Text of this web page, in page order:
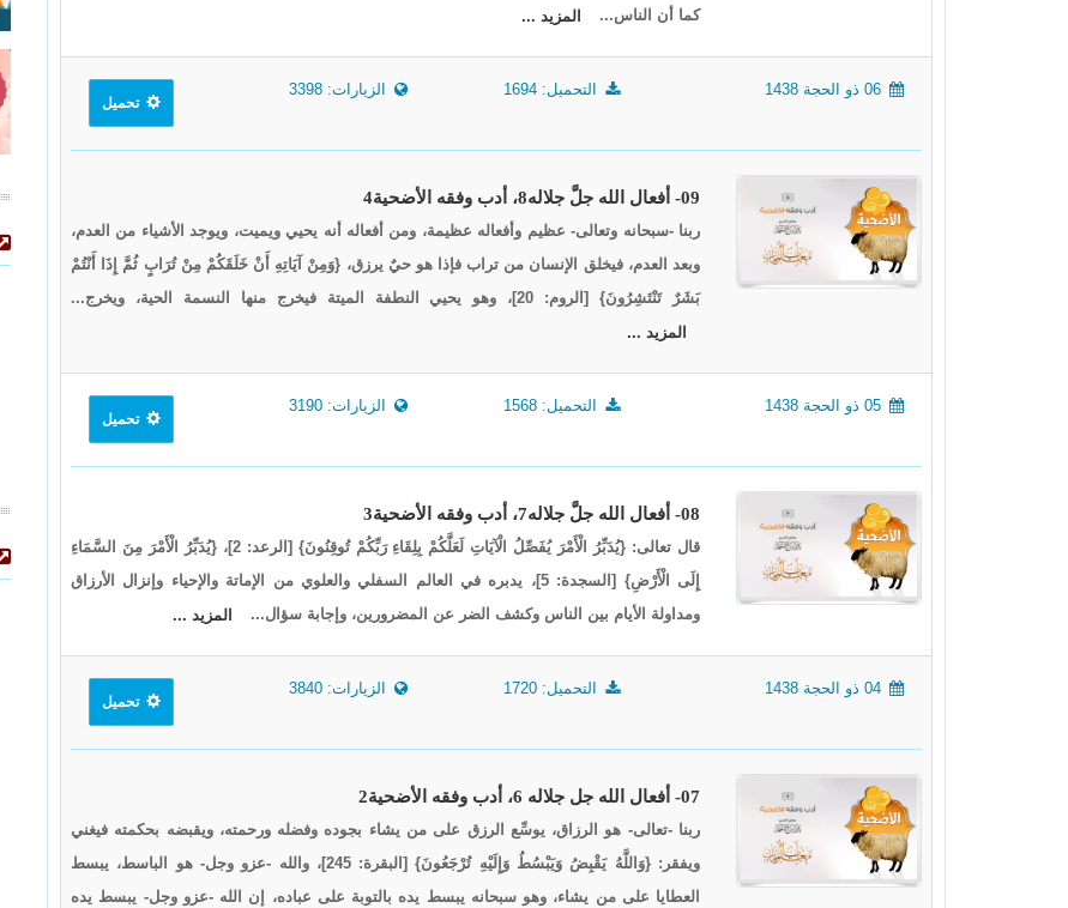
كما أن الناس...
المزيد ...
التحميل: 1694 الزيارات: 3398
تحميل
09- أفعال الله جلَّ جلاله8، أدب وفقه الأضحية4
ربنا -سبحانه وتعالى- عظيم وأفعاله عظيمة، ومن أفعاله أنه يحيي ويميت، ويوجد الأشياء من العدم،
وبعد العدم، فيخلق الإنسان من تراب فإذا هو حيٌ يرزق، {وَمِنْ آيَاتِهِ أَنْ خَلَقَكُمْ مِنْ تُرَابٍ ثُمَّ إِذَا أَنْتُمْ
بَشَرٌ تَنْتَشِرُونَ} [الروم: 20]، وهو يحيي النطفة الميتة فيخرج منها النسمة الحية، ويخرج...
المزيد ...
التحميل: 1568 الزيارات: 3190
تحميل
08- أفعال الله جلَّ جلاله7، أدب وفقه الأضحية3
قال تعالى: {يُدَبِّرُ الْأَمْرَ يُفَصِّلُ الْآيَاتِ لَعَلَّكُمْ بِلِقَاءِ رَبِّكُمْ تُوقِنُونَ} [الرعد: 2]، {يُدَبِّرُ الْأَمْرَ مِنَ السَّمَاءِ
إِلَى الْأَرْضِ} [السجدة: 5]، يدبره في العالم السفلي والعلوي من الإماتة والإحياء وإنزال الأرزاق
ومداولة الأيام بين الناس وكشف الضر عن المضرورين، وإجابة سؤال...
المزيد ...
التحميل: 1720 الزيارات: 3840
تحميل
07- أفعال الله جل جلاله 6، أدب وفقه الأضحية2
ربنا -تعالى- هو الرزاق، يوسِّع الرزق على من يشاء بجوده وفضله ورحمته، ويقبضه بحكمته فيغني
ويفقر: {وَاللَّهُ يَقْبِضُ وَيَبْسُطُ وَإِلَيْهِ تُرْجَعُونَ} [البقرة: 245]، والله -عزو وجل- هو الباسط، يبسط
العطايا على من يشاء، وهو سبحانه يبسط يده بالتوبة على عباده، إن الله -عزو وجل- يبسط يده